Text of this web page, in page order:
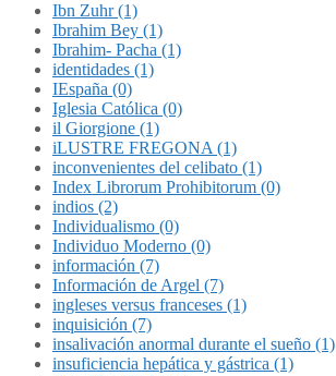
Ibn Zuhr (1)
Ibrahim Bey (1)
Ibrahim- Pacha (1)
identidades (1)
IEspaña (0)
Iglesia Católica (0)
il Giorgione (1)
iLUSTRE FREGONA (1)
inconvenientes del celibato (1)
Index Librorum Prohibitorum (0)
indios (2)
Individualismo (0)
Individuo Moderno (0)
información (7)
Información de Argel (7)
ingleses versus franceses (1)
inquisición (7)
insalivación anormal durante el sueño (1)
insuficiencia hepática y gástrica (1)